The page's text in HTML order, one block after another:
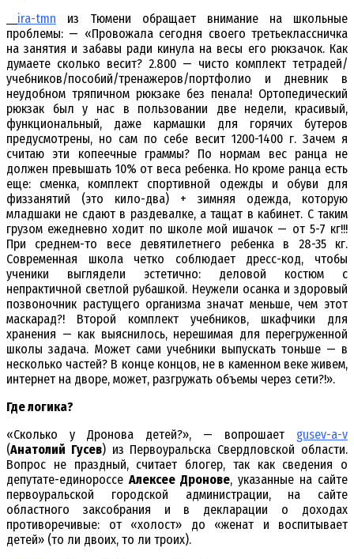
ira-tmn из Тюмени обращает внимание на школьные
проблемы: — «Провожала сегодня своего третьеклассничка
на занятия и забавы ради кинула на весы его рюкзачок. Как
думаете сколько весит? 2.800 — чисто комплект тетрадей/
учебников/пособий/тренажеров/портфолио и дневник в
неудобном тряпичном рюкзаке без пенала! Ортопедический
рюкзак был у нас в пользовании две недели, красивый,
функциональный, даже кармашки для горячих бутеров
предусмотрены, но сам по себе весит 1200-1400 г. Зачем я
считаю эти копеечные граммы? По нормам вес ранца не
должен превышать 10% от веса ребенка. Но кроме ранца есть
еще: сменка, комплект спортивной одежды и обуви для
физзанятий (это кило-два) + зимняя одежда, которую
младшаки не сдают в раздевалке, а тащат в кабинет. С таким
грузом ежедневно ходит по школе мой ишачок — от 5-7 кг!!!
При среднем-то весе девятилетнего ребенка в 28-35 кг.
Современная школа четко соблюдает дресс-код, чтобы
ученики выглядели эстетично: деловой костюм с
непрактичной светлой рубашкой. Неужели осанка и здоровый
позвоночник растущего организма значат меньше, чем этот
маскарад?! Второй комплект учебников, шкафчики для
хранения — как выяснилось, нерешимая для перегруженной
школы задача. Может сами учебники выпускать тоньше — в
несколько частей? В конце концов, не в каменном веке живем,
интернет на дворе, может, разгружать объемы через сети?!».
Где логика?
«Сколько у Дронова детей?», — вопрошает gusev-a-v
(Анатолий Гусев) из Первоуральска Свердловской области.
Вопрос не праздный, считает блогер, так как сведения о
депутате-единороссе Алексее Дронове, указанные на сайте
первоуральской городской администрации, на сайте
областного заксобрания и в декларации о доходах
противоречивые: от «холост» до «женат и воспитывает
детей» (то ли двоих, то ли троих).